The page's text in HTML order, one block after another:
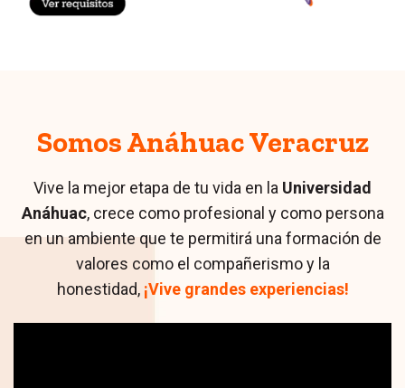
Somos Anáhuac Veracruz
Vive la mejor etapa de tu vida en la Universidad
Anáhuac, crece como profesional y como persona
en un ambiente que te permitirá una formación de
valores como el compañerismo y la
honestidad, ¡Vive grandes experiencias!